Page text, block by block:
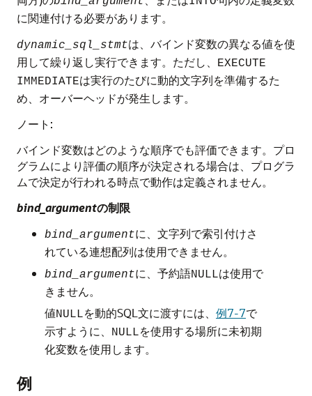
に関連付ける必要があります。
dynamic_sql_stmtは、バインド変数の異なる値を使
用して繰り返し実行できます。ただし、
EXECUTE
IMMEDIATEは実行のたびに動的文字列を準備するた
め、オーバーヘッドが発生します。
ノート:
バインド変数はどのような順序でも評価できます。プロ
グラムにより評価の順序が決定される場合は、プログラ
ムで決定が行われる時点で動作は定義されません。
bind_argumentの制限
bind_argumentに、文字列で索引付けさ
れている連想配列は使用できません。
bind_argumentに、予約語NULLは使用で
きません。
値NULLを動的SQL文に渡すには、 例7-7で
示すように、
NULLを使用する場所に未初期
化変数を使用します。
例